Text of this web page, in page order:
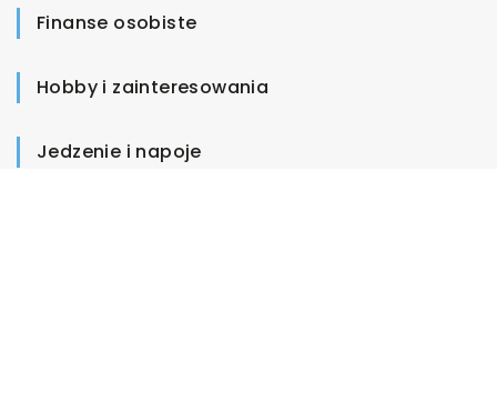
Finanse osobiste
Hobby i zainteresowania
Jedzenie i napoje